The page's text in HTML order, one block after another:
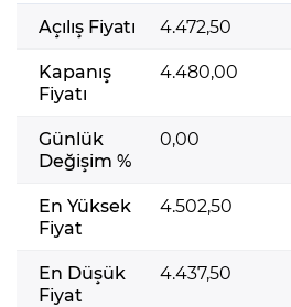
Açılış Fiyatı
4.472,50
Kapanış
Fiyatı
4.480,00
Günlük
Değişim %
0,00
En Yüksek
Fiyat
4.502,50
En Düşük
Fiyat
4.437,50